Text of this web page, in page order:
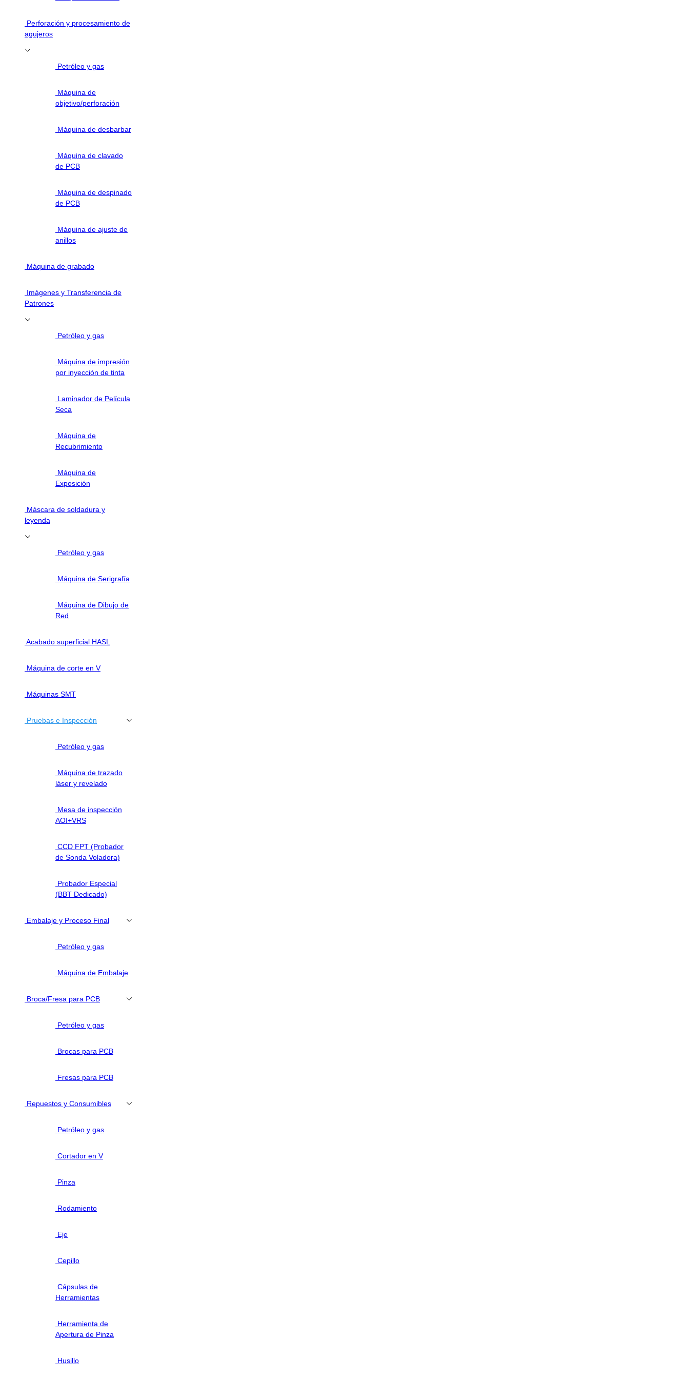
Perforación y procesamiento de
agujeros
Petróleo y gas
Máquina de
objetivo/perforación
Máquina de desbarbar
Máquina de clavado
de PCB
Máquina de despinado
de PCB
Máquina de ajuste de
anillos
Máquina de grabado
Imágenes y Transferencia de
Patrones
Petróleo y gas
Máquina de impresión
por inyección de tinta
Laminador de Película
Seca
Máquina de
Recubrimiento
Máquina de
Exposición
Máscara de soldadura y
leyenda
Petróleo y gas
Máquina de Serigrafía
Máquina de Dibujo de
Red
Acabado superficial HASL
Máquina de corte en V
Máquinas SMT
Pruebas e Inspección
Petróleo y gas
Máquina de trazado
láser y revelado
Mesa de inspección
AOI+VRS
CCD FPT (Probador
de Sonda Voladora)
Probador Especial
(BBT Dedicado)
Embalaje y Proceso Final
Petróleo y gas
Máquina de Embalaje
Broca/Fresa para PCB
Petróleo y gas
Brocas para PCB
Fresas para PCB
Repuestos y Consumibles
Petróleo y gas
Cortador en V
Pinza
Rodamiento
Eje
Cepillo
Cápsulas de
Herramientas
Herramienta de
Apertura de Pinza
Husillo